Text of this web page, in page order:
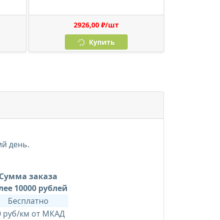
2926,00 ₽/шт
Купить
день.
заказа
10000 рублей
Бесплатно
руб/км от МКАД